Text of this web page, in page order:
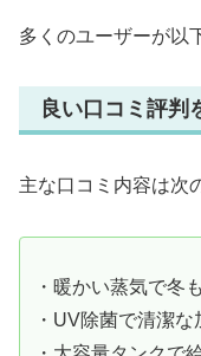
多くのユーザーが以
良い口コミ評判
主な口コミ内容は次
・暖かい蒸気で冬
・UV除菌で清潔な